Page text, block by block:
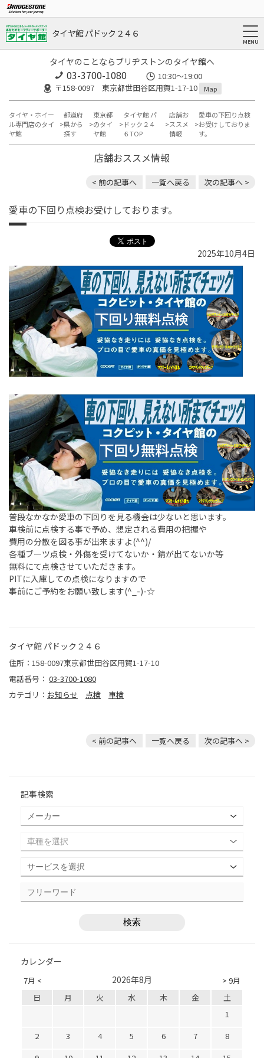
タイヤ館 パドック２４６
タイヤのことならブリヂストンのタイヤ館へ
03-3700-1080
10:30～19:00
〒158-0097 東京都世田谷区用賀1-17-10
Map
タイヤ・ホイー
ル専門店のタイ
ヤ館
都道府
県から
探す
東京都
のタイ
ヤ館
タイヤ館 パ
ドック２４
６TOP
店舗お
ススメ
情報
愛車の下回り点検
お受けしておりま
す。
店舗おススメ情報
< 前の記事へ 一覧へ戻る 次の記事へ >
愛車の下回り点検お受けしております。
2025年10月4日
普段なかなか愛車の下回りを見る機会は少ないと思います。
車検前に点検する事で予め、想定される費用の把握や
費用の分散を図る事が出来ますよ(^^)/
各種ブーツ点検・外傷を受けてないか・錆が出てないか等
無料にて点検させていただきます。
PITに入庫しての点検になりますので
事前にご予約をお願い致します(^_-)-☆
タイヤ館 パドック２４６
住所：158-0097東京都世田谷区用賀1-17-10
電話番号： 03-3700-1080
カテゴリ： お知らせ 点検 車検
< 前の記事へ 一覧へ戻る 次の記事へ >
記事検索
カレンダー
7月 < > 9月
2026年8月
日 月 火 水 木 金
土
1
2
3 4 5 6 7
8